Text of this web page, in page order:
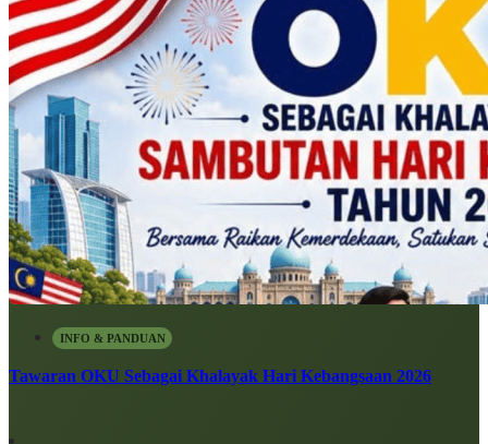
INFO & PANDUAN
Tawaran OKU Sebagai Khalayak Hari Kebangsaan 2026